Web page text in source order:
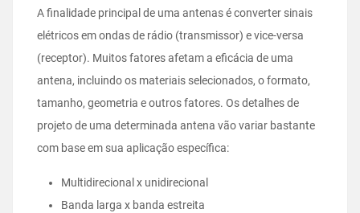
A finalidade principal de uma antenas é converter sinais
elétricos em ondas de rádio (transmissor) e vice-versa
(receptor). Muitos fatores afetam a eficácia de uma
antena, incluindo os materiais selecionados, o formato,
tamanho, geometria e outros fatores. Os detalhes de
projeto de uma determinada antena vão variar bastante
com base em sua aplicação específica:
Multidirecional x unidirecional
Banda larga x banda estreita